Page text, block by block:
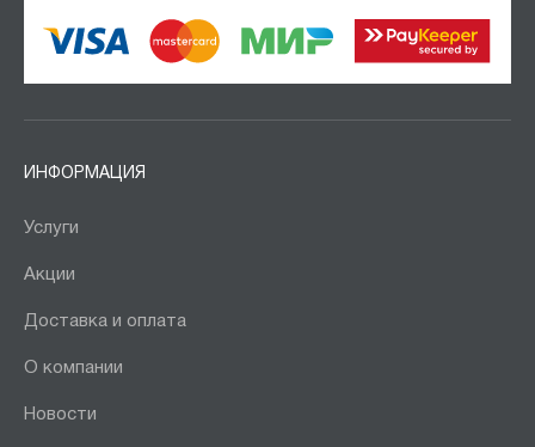
ИНФОРМАЦИЯ
Услуги
Акции
Доставка и оплата
О компании
Новости